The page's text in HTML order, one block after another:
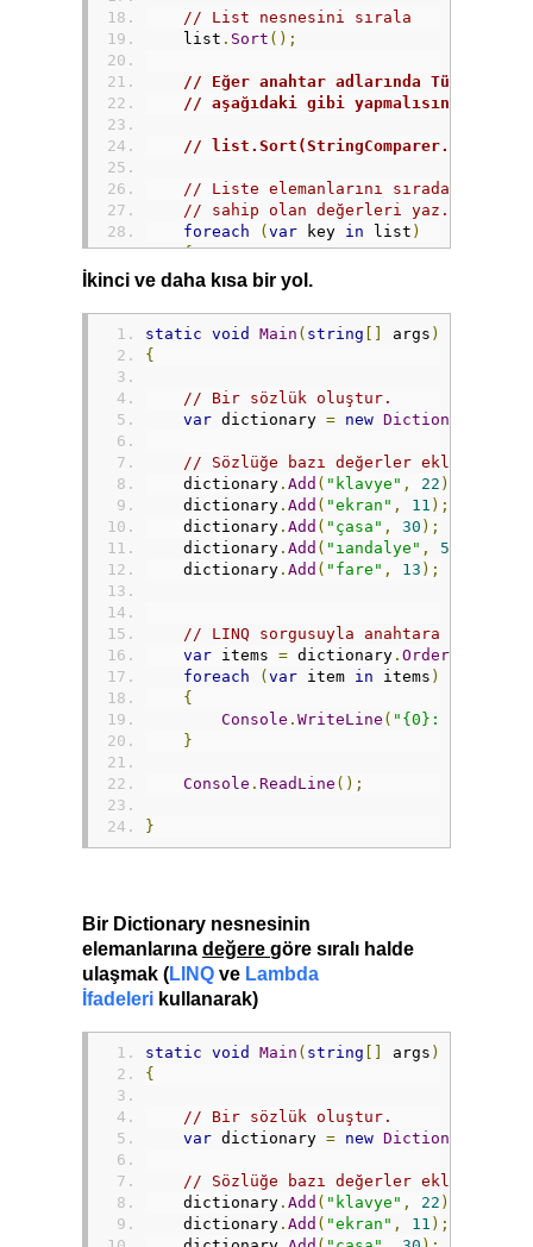
// List nesnesini sırala
    list
. Sort ();
// Eğer anahtar adlarında Türkçe
// aşağıdaki gibi yapmalısınız.
//
// Liste elemanlarını sıradan
// sahip olan değerleri yaz.
foreach
( var key in list )
{
Console .WriteLine
Console ReadLine ();
İkinci ve daha kısa bir yol.
static void Main ( string [] args )
{
// Bir sözlük oluştur.
var dictionary = new Dictionary
// Sözlüğe bazı değerler ekle.
    dictionary
. Add ( "klavye" , 22 );
    dictionary
. Add ( "ekran" , 11 );
    dictionary
. Add ( "çasa" , 30 );
    dictionary
. Add ( "ıandalye" , 5
    dictionary
. Add ( "fare" , 13 );
// LINQ sorgusuyla anahtara göre
var items = dictionary . OrderBy
foreach
(var item in items )
{
Console . WriteLine ( "{0}: {1}"
}
Console . ReadLine ();
}
Bir Dictionary nesnesinin
elemanlarına değere göre sıralı halde
ulaşmak (LINQ ve Lambda
İfadeleri kullanarak)
static void Main ( string [] args )
{
// Bir sözlük oluştur.
var dictionary = new Dictionary
// Sözlüğe bazı değerler ekle.
    dictionary
. Add ( "klavye" , 22 );
    dictionary
. Add ( "ekran" , 11 );